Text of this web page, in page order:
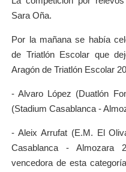
Sara Oña.
Por la mañana se había
de Triatlón Escolar que
Aragón de Triatlón Escolar
- Alvaro López (Duatlón
(Stadium Casablanca -
- Aleix Arrufat (E.M. El
Casablanca - Almozara
vencedora de esta